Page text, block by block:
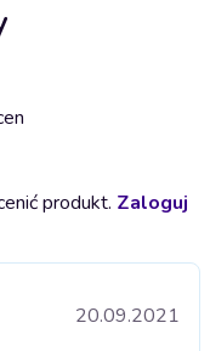
produkt. Zaloguj
20.09.2021